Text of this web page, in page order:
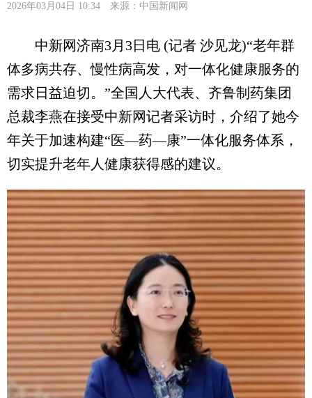
2026年03月04日 10:34 来源：中国新闻网
中新网济南3月3日电 (记者 沙见龙)“老年群
体多病共存、慢性病高发，对一体化健康服务的
需求日益迫切。”全国人大代表、齐鲁制药集团
总裁李燕在接受中新网记者采访时，介绍了她今
年关于加速构建“医—药—康”一体化服务体系，
切实提升老年人健康获得感的建议。